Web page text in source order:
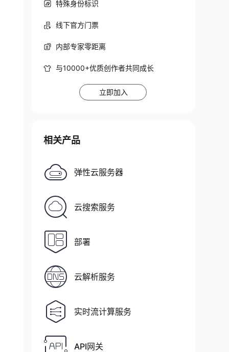
via eth0
特殊身份标识
线下官方门票
内部专家零距离
与10000+优质创作者共同成长
立即加入
相关产品
弹性云服务器
云搜索服务
部署
云解析服务
实时流计算服务
API网关